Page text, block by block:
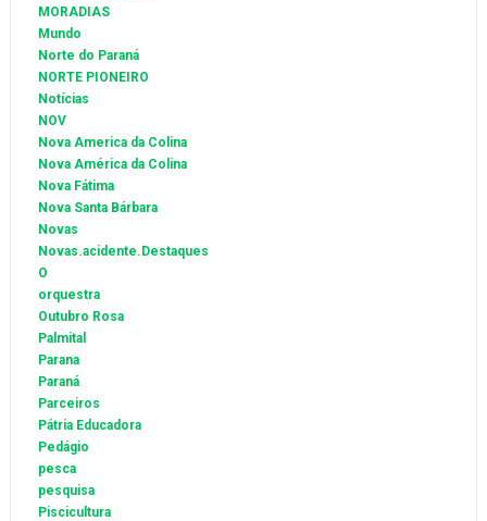
MORADIAS
Mundo
Norte do Paraná
NORTE PIONEIRO
Notícias
NOV
Nova America da Colina
Nova América da Colina
Nova Fátima
Nova Santa Bárbara
Novas
Novas.acidente.Destaques
O
orquestra
Outubro Rosa
Palmital
Parana
Paraná
Parceiros
Pátria Educadora
Pedágio
pesca
pesquisa
Piscicultura